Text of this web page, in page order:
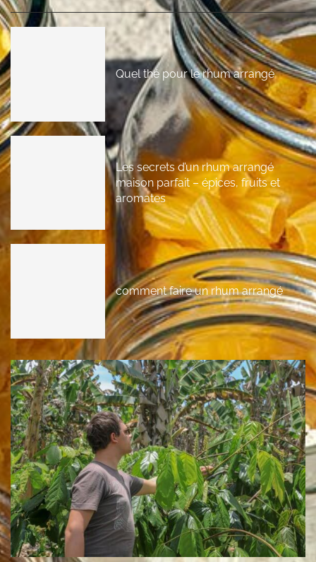
Quel thé pour le rhum arrangé
Les secrets d’un rhum arrangé
maison parfait – épices, fruits et
aromates
comment faire un rhum arrangé